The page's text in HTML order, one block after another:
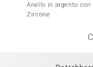
Anello in argento con
Zircone